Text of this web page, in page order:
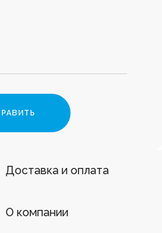
Доставка и оплата
О компании